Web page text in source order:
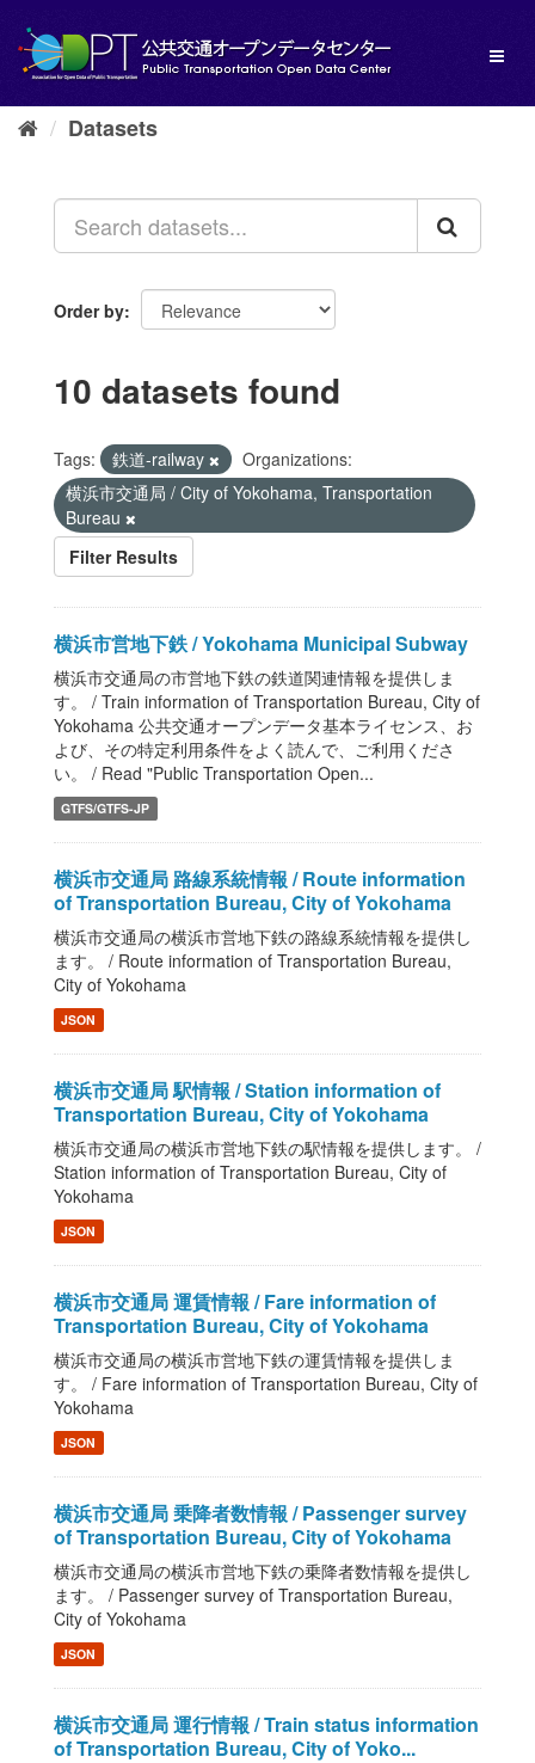
content
Datasets
Order by
10 datasets found
Tags: 鉄道-railway
Organizations:
横浜市交通局 / City of Yokohama, Transportation
Bureau
Filter Results
横浜市営地下鉄 / Yokohama Municipal Subway
横浜市交通局の市営地下鉄の鉄道関連情報を提供しま
す。 / Train information of Transportation Bureau, City of
Yokohama 公共交通オープンデータ基本ライセンス、お
よび、その特定利用条件をよく読んで、ご利用くださ
い。 / Read "Public Transportation Open...
GTFS/GTFS-JP
横浜市交通局 路線系統情報 / Route information
of Transportation Bureau, City of Yokohama
横浜市交通局の横浜市営地下鉄の路線系統情報を提供し
ます。 / Route information of Transportation Bureau,
City of Yokohama
JSON
横浜市交通局 駅情報 / Station information of
Transportation Bureau, City of Yokohama
横浜市交通局の横浜市営地下鉄の駅情報を提供します。 /
Station information of Transportation Bureau, City of
Yokohama
JSON
横浜市交通局 運賃情報 / Fare information of
Transportation Bureau, City of Yokohama
横浜市交通局の横浜市営地下鉄の運賃情報を提供しま
す。 / Fare information of Transportation Bureau, City of
Yokohama
JSON
横浜市交通局 乗降者数情報 / Passenger survey
of Transportation Bureau, City of Yokohama
横浜市交通局の横浜市営地下鉄の乗降者数情報を提供し
ます。 / Passenger survey of Transportation Bureau,
City of Yokohama
JSON
横浜市交通局 運行情報 / Train status information
of Transportation Bureau, City of Yoko...